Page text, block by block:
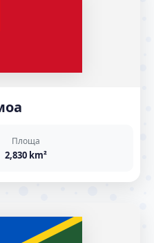
Площа
2,830 km²